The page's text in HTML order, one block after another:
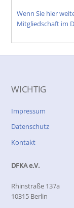
Wenn Sie hier
Mitgliedschaft im
WICHTIG
Impressum
Datenschutz
Kontakt
DFKA e.V.
Rhinstraße 137a
10315 Berlin